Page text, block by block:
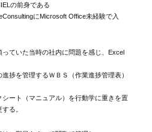
の前身である
にMicrosoft Office未経験で入
っていた当時の社内に問題を感じ、Excel
捗を管理するＷＢＳ（作業進捗管理表）
シート（マニュアル）を行動学に重きを置
る。